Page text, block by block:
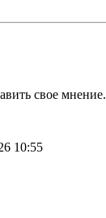
свое мнение.
10:55